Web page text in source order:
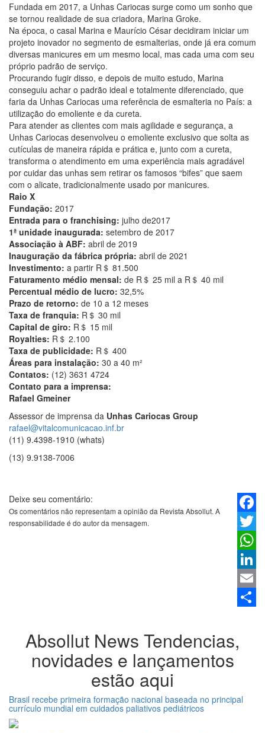
Fundada em 2017, a Unhas Cariocas surge como um sonho que
se tornou realidade de sua criadora, Marina Groke.
Na época, o casal Marina e Maurício César decidiram iniciar um
projeto inovador no segmento de esmalterias, onde já era comum
diversas manicures em um mesmo local, mas cada uma com seu
próprio padrão de serviço.
Procurando fugir disso, e depois de muito estudo, Marina
conseguiu achar o padrão ideal e totalmente diferenciado, que
faria da Unhas Cariocas uma referência de esmalteria no País: a
utilização do emoliente e da cureta.
Para atender as clientes com mais agilidade e segurança, a
Unhas Cariocas desenvolveu o emoliente exclusivo que solta as
cutículas de maneira rápida e prática e, junto com a cureta,
transforma o atendimento em uma experiência mais agradável
por cuidar das unhas sem retirar os famosos “bifes” que saem
com o alicate, tradicionalmente usado por manicures.
Raio X
Fundação: 2017
Entrada para o franchising: julho de2017
1ª unidade inaugurada: setembro de 2017
Associação à ABF: abril de 2019
Inauguração da fábrica própria: abril de 2021
Investimento: a partir R＄ 81.500
Faturamento médio mensal: de R＄ 25 mil a R＄ 40 mil
Percentual médio de lucro: 32,5%
Prazo de retorno: de 10 a 12 meses
Taxa de franquia: R＄ 30 mil
Capital de giro: R＄ 15 mil
Royalties: R＄ 2.100
Taxa de publicidade: R＄ 400
Áreas para instalação: 30 a 40 m²
Contatos: (12) 3631 4724
Contato para a imprensa:
Rafael Gmeiner
Assessor de imprensa da Unhas Cariocas Group
rafael@vitalcomunicacao.inf.br
(11) 9.4398-1910 (whats)
(13) 9.9138-7006
Twitter
Email
Deixe seu comentário:
Os comentários não representam a opinião da Revista Absollut. A
responsabilidade é do autor da mensagem.
Absollut News Tendencias,
novidades e lançamentos
estão aqui
Brasil recebe primeira formação nacional baseada no principal
currículo mundial em cuidados paliativos pediátricos